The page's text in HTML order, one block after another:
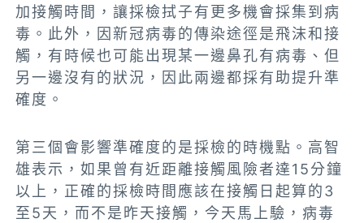
加接觸時間，讓採檢拭子有更多機會採集到病
毒。此外，因新冠病毒的傳染途徑是飛沫和接
觸，有時候也可能出現某一邊鼻孔有病毒、但
另一邊沒有的狀況，因此兩邊都採有助提升準
確度。
第三個會影響準確度的是採檢的時機點。高智
雄表示，如果曾有近距離接觸風險者達15分鐘
以上，正確的採檢時間應該在接觸日起算的3
至5天，而不是昨天接觸，今天馬上驗，病毒